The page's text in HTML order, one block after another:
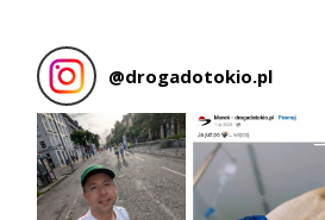
@drogadotokio.pl